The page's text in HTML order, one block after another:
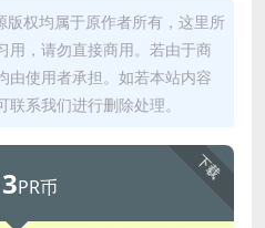
权均属于原作者所有，这里所
用，请勿直接商用。若由于商
由使用者承担。如若本站内容
系我们进行删除处理。
下载
3PR币